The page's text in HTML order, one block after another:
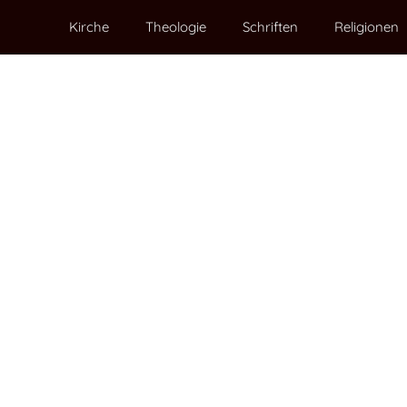
Kirche Theologie Schriften Religionen